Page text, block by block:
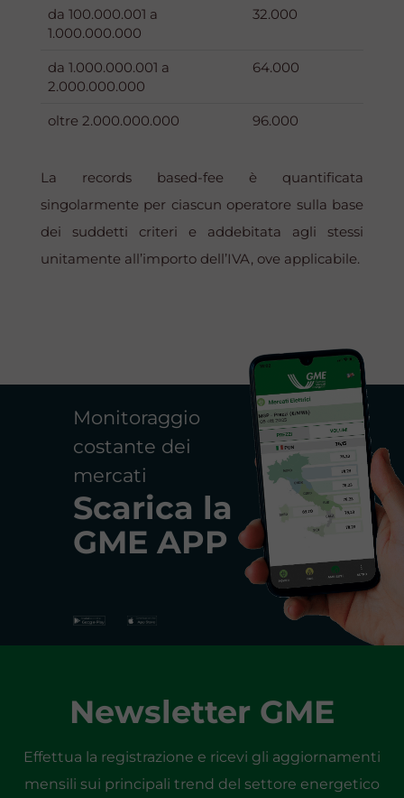
da 100.000.001 a
1.000.000.000
32.000
da 1.000.000.001 a
2.000.000.000
64.000
oltre 2.000.000.000 96.000
La records based-fee è quantificata
singolarmente per ciascun operatore sulla base
dei suddetti criteri e addebitata agli stessi
unitamente all’importo dell’IVA, ove applicabile.
Monitoraggio
costante dei
mercati
Scarica la
GME APP
Newsletter GME
Effettua la registrazione e ricevi gli aggiornamenti
mensili sui principali trend del settore energetico